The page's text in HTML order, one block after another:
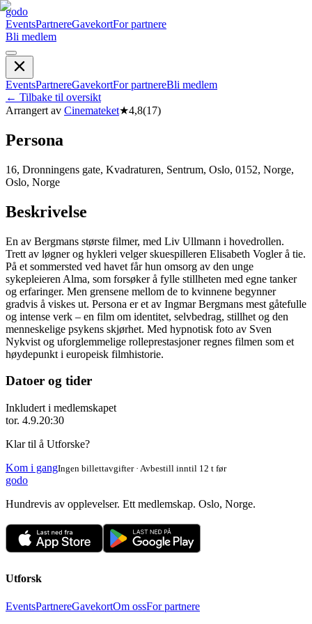
godo
EventsPartnereGavekortFor partnere
Bli medlem
EventsPartnereGavekortFor partnereBli medlem
← Tilbake til oversikt
Arrangert av Cinemateket★4,8(17)
Persona
16, Dronningens gate, Kvadraturen, Sentrum, Oslo, 0152, Norge,
Oslo, Norge
Beskrivelse
En av Bergmans største filmer, med Liv Ullmann i hovedrollen.
Trett av løgner og hykleri velger skuespilleren Elisabeth Vogler å tie.
På et sommersted ved havet får hun omsorg av den unge
sykepleieren Alma, som forsøker å fylle stillheten med egne tanker
og erfaringer. Men grensene mellom de to kvinnene begynner
gradvis å viskes ut. Persona er et av Ingmar Bergmans mest gåtefulle
og intense verk – en film om identitet, selvbedrag, stillhet og den
menneskelige psykens skjørhet. Med hypnotisk foto av Sven
Nykvist og uforglemmelige rolleprestasjoner regnes filmen som et
høydepunkt i europeisk filmhistorie.
Datoer og tider
Inkludert i medlemskapet
tor. 4.9.20:30
Klar til å Utforske?
Kom i gangIngen billettavgifter · Avbestill inntil 12 t før
godo
Hundrevis av opplevelser. Ett medlemskap. Oslo, Norge.
Utforsk
EventsPartnereGavekortOm ossFor partnere